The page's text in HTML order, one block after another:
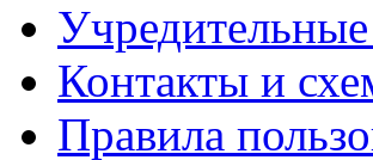
Контакты и
Правила